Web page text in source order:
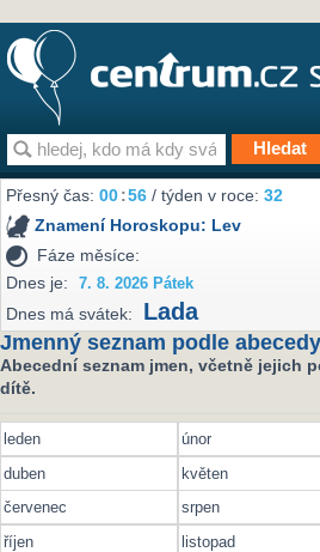
Přesný čas:00:56 / týden v roce:32
Znamení Horoskopu: Lev
Fáze měsíce:
Dnes je:
7. 8. 2026 Pátek
Dnes má svátek: Lada
Jmenný seznam podle abecedy
Abecední seznam jmen, včetně jejich
dítě.
leden únor
duben
květen
červenec
srpen
říjen
listopad